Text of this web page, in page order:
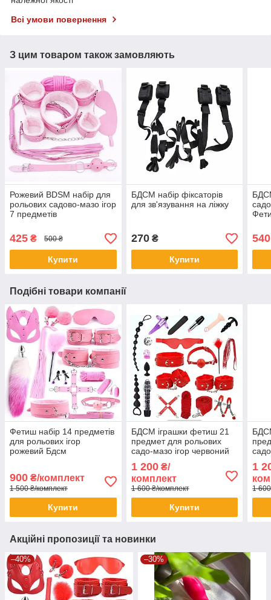
Всі умови повернення
З цим товаром також замовляють
Рожевий BDSM набір для
рольових садово-мазо ігор
7 предметів
425 ₴ 500 ₴
Купити
БДСМ набір фіксаторів
для зв'язування на ліжку
270₴
Купити
540
Подібні товари компанії
Фетиш набір 14 предметів
для рольових ігор
рожевий Бдсм
900 ₴/комплект
1 500 ₴/комплект
Купити
БДСМ іграшки фетиш 21
предмет для рольових
садо-мазо ігор червоний
1 200₴/
комплект
1 600 ₴/комплект
Купити
1
1
Акційні пропозиції та новинки
–40% –30%